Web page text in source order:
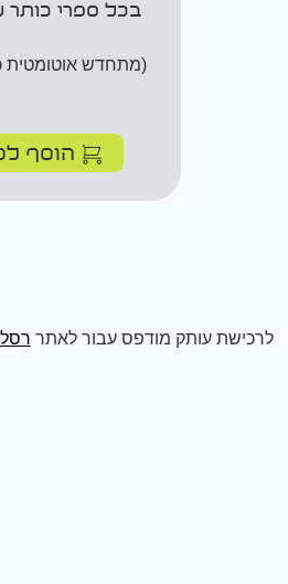
בכל ספרי
(מתחדש אוטומטית
הוסף
לרכישת עותק מודפס עבור לאתר